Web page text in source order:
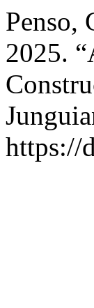
Penso,
2025.
https://